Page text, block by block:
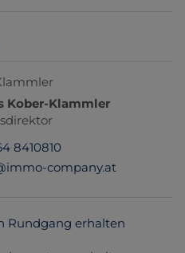
Kober-Klammler
8410810
company.at
Rundgang erhalten